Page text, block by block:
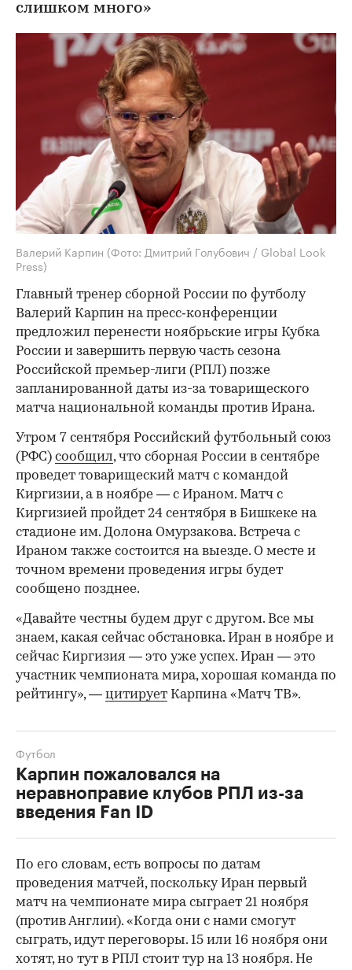
слишком много»
Валерий Карпин (Фото: Дмитрий Голубович / Global Look
Press)
Главный тренер сборной России по футболу
Валерий Карпин на пресс‑конференции
предложил перенести ноябрьские игры Кубка
России и завершить первую часть сезона
Российской премьер-лиги (РПЛ) позже
запланированной даты из-за товарищеского
матча национальной команды против Ирана.
Утром 7 сентября Российский футбольный союз
(РФС) сообщил, что сборная России в сентябре
проведет товарищеский матч с командой
Киргизии, а в ноябре — с Ираном. Матч с
Киргизией пройдет 24 сентября в Бишкеке на
стадионе им. Долона Омурзакова. Встреча с
Ираном также состоится на выезде. О месте и
точном времени проведения игры будет
сообщено позднее.
«Давайте честны будем друг с другом. Все мы
знаем, какая сейчас обстановка. Иран в ноябре и
сейчас Киргизия — это уже успех. Иран — это
участник чемпионата мира, хорошая команда по
рейтингу», — цитирует Карпина «Матч ТВ».
Карпин пожаловался на
неравноправие клубов РПЛ из-за
введения Fan ID
Футбол
По его словам, есть вопросы по датам
проведения матчей, поскольку Иран первый
матч на чемпионате мира сыграет 21 ноября
(против Англии). «Когда они с нами смогут
сыграть, идут переговоры. 15 или 16 ноября они
хотят, но тут в РПЛ стоит тур на 13 ноября. Не